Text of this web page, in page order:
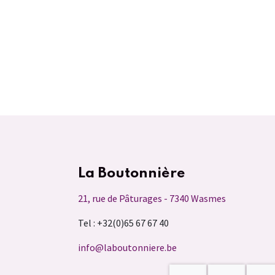
La Boutonnière
21, rue de Pâturages - 7340 Wasmes
Tel : +32(0)65 67 67 40
info@laboutonniere.be